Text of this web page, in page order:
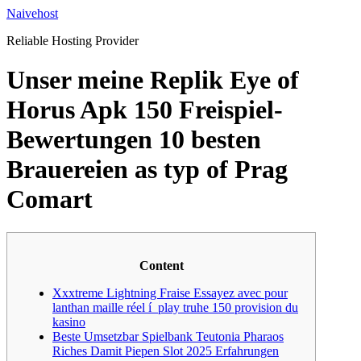
Skip
content
Naivehost
Reliable Hosting Provider
Unser meine Replik Eye of
Horus Apk 150 Freispiel-
Bewertungen 10 besten
Brauereien as typ of Prag
Comart
Content
Xxxtreme Lightning Fraise Essayez avec pour
lanthan maille réel í play truhe 150 provision du
kasino
Beste Umsetzbar Spielbank Teutonia Pharaos
Riches Damit Piepen Slot 2025 Erfahrungen